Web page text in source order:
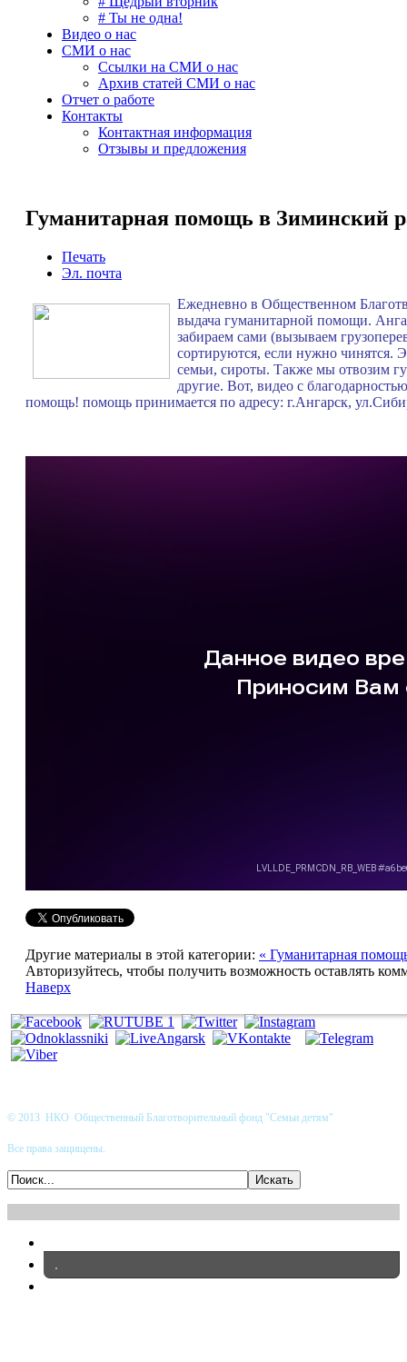
# Ты не одна!
Видео о нас
СМИ о нас
Ссылки на СМИ о нас
Архив статей СМИ о нас
Отчет о работе
Контакты
Контактная информация
Отзывы и предложения
Гуманитарная помощь в Зиминский
Печать
Эл. почта
Ежедневно в Общественном
выдача гуманитарной помощи.
забираем сами (вызываем
сортируются, если нужно
семьи, сироты. Также мы отвозим
другие. Вот, видео с
помощь! помощь принимается по адресу: г.Ангарск,
Другие материалы в этой категории: « Гуманитарная
Авторизуйтесь, чтобы получить возможность оставлять
Наверх
© 2013 НКО Общественный Благотворительный фонд "Семьи детям"
Все права защищены.
.